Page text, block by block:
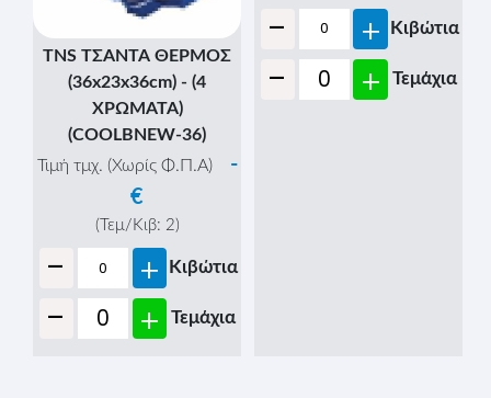
TNS ΤΣΑΝΤΑ ΘΕΡΜΟΣ
(36x23x36cm) - (4
ΧΡΩΜΑΤΑ)
(COOLBNEW-36)
Τιμή τμχ. (Χωρίς Φ.Π.Α)
-
€
(Τεμ/Κιβ: 2)
- + Κιβώτια
- + Τεμάχια
- + Κιβώτια
- + Τεμάχια